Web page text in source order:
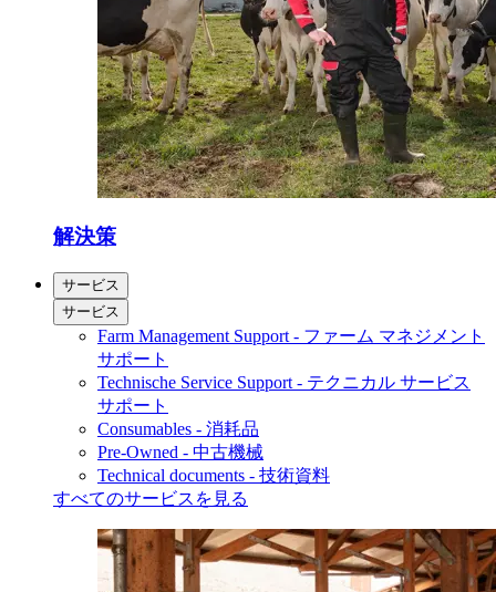
解決策
サービス
サービス
Farm Management Support - ファーム マネジメント
サポート
Technische Service Support - テクニカル サービス
サポート
Consumables - 消耗品
Pre-Owned - 中古機械
Technical documents - 技術資料
すべてのサービスを見る